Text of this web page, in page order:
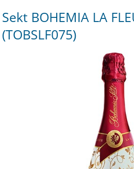
Sekt BOHEMIA LA
(TOBSLF075)